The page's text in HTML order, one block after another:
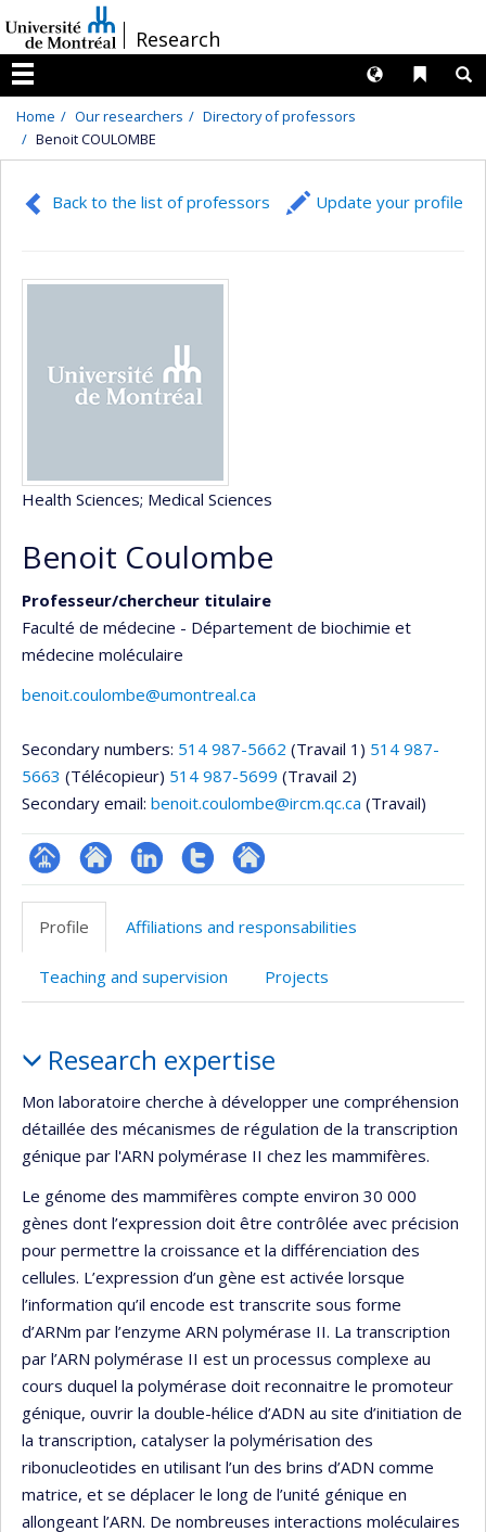
au
contenu
/Research
Menu
Liens
Langues
Home Our researchers
Directory of professors
Benoit COULOMBE
Back to the list of professors Update your profile
Health Sciences; Medical Sciences
Benoit Coulombe
Professeur/chercheur titulaire
Faculté de médecine - Département de biochimie et
médecine moléculaire
benoit.coulombe@umontreal.ca
Secondary numbers: 514 987-5662 (Travail 1) 514 987-
5663 (Télécopieur) 514 987-5699 (Travail 2)
Secondary email: benoit.coulombe@ircm.qc.ca (Travail)
Page
professionnelle
Site
l’unité
de
LinkedInCompteAutre
web
Profile Affiliations and responsabilities
Teaching and supervision Projects
Research expertise
Mon laboratoire cherche à développer une compréhension
détaillée des mécanismes de régulation de la transcription
génique par l'ARN polymérase II chez les mammifères.
Le génome des mammifères compte environ 30 000
gènes dont l’expression doit être contrôlée avec précision
pour permettre la croissance et la différenciation des
cellules. L’expression d’un gène est activée lorsque
l’information qu’il encode est transcrite sous forme
d’ARNm par l’enzyme ARN polymérase II. La transcription
par l’ARN polymérase II est un processus complexe au
cours duquel la polymérase doit reconnaitre le promoteur
génique, ouvrir la double-hélice d’ADN au site d’initiation de
la transcription, catalyser la polymérisation des
ribonucleotides en utilisant l’un des brins d’ADN comme
matrice, et se déplacer le long de l’unité génique en
allongeant l’ARN. De nombreuses interactions moléculaires